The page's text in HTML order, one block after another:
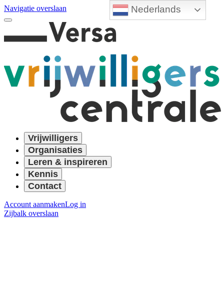
Nederlands
Navigatie overslaan
Vrijwilligers
Organisaties
Leren & inspireren
Kennis
Contact
Account aanmakenLog in
Zijbalk overslaan